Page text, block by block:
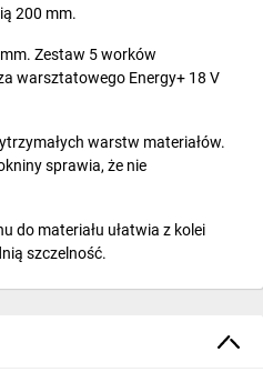
200 mm.
Zestaw 5 worków
warsztatowego Energy+ 18 V
warstw materiałów.
sprawia, że nie
do materiału ułatwia z kolei
szczelność.